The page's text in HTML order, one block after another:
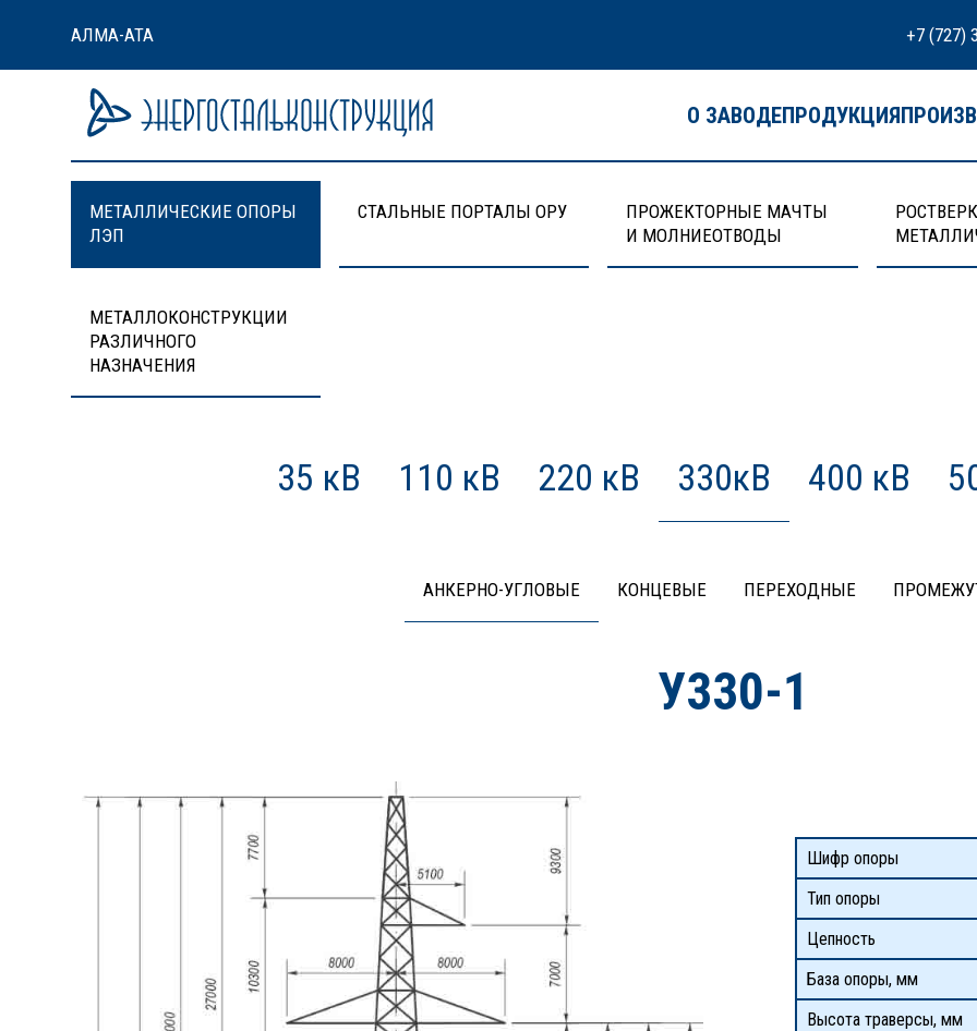
АЛМА-АТА +7 (727)
О ЗАВОДЕПРОДУКЦИЯ
МЕТАЛЛИЧЕСКИЕ ОПОРЫ
ЛЭП
СТАЛЬНЫЕ ПОРТАЛЫ ОРУ
ПРОЖЕКТОРНЫЕ МАЧТЫ
И МОЛНИЕОТВОДЫ
МЕТАЛЛОКОНСТРУКЦИИ
РАЗЛИЧНОГО
НАЗНАЧЕНИЯ
35 кВ 110 кВ 220 кВ 330кВ 400 кВ
АНКЕРНО-УГЛОВЫЕ КОНЦЕВЫЕ ПЕРЕХОДНЫЕ
У330-1
Шифр опоры
Тип опоры
Цепность
База опоры, мм
Высота траверсы, мм